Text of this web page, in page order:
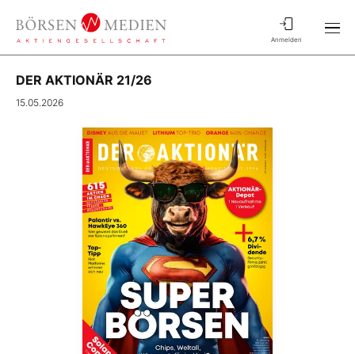
Anmelden
DER AKTIONÄR 21/26
15.05.2026